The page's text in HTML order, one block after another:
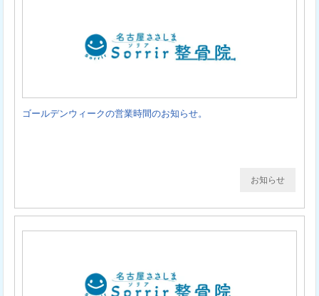
ゴールデンウィークの営業時間のお知らせ。
お知らせ